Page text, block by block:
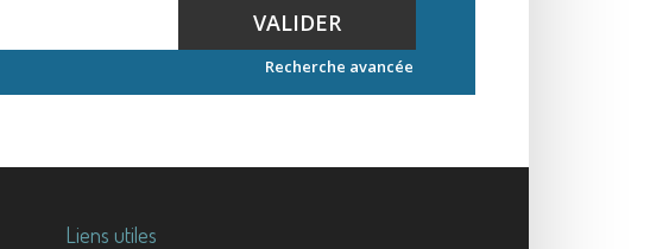
VALIDER
Recherche avancée
Liens utiles